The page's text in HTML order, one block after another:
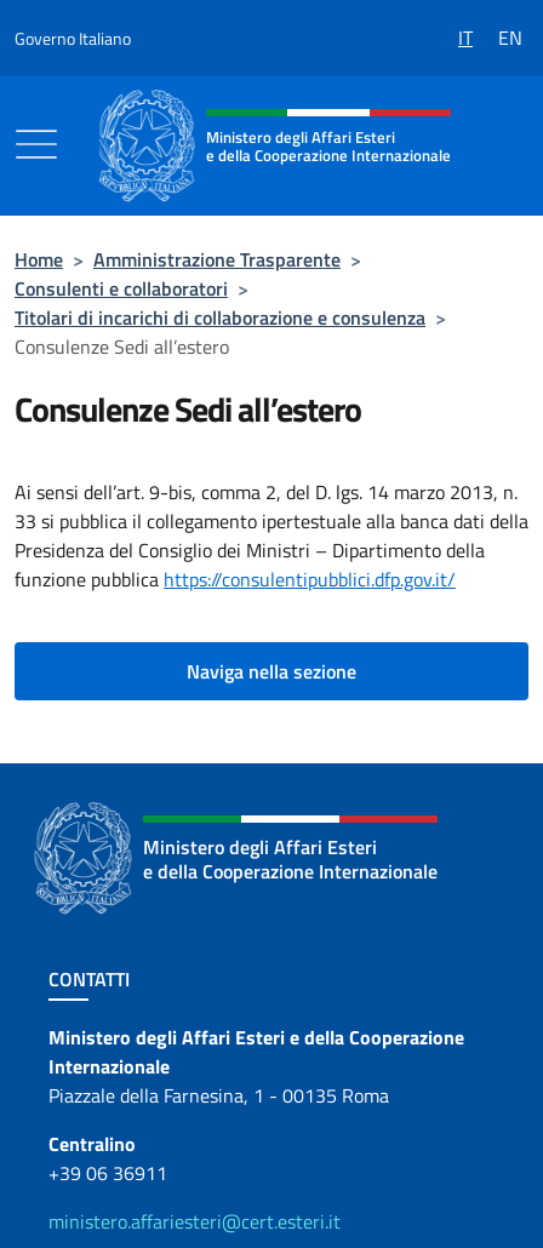
Governo Italiano IT EN
Intestazione sito, social e menù
Ministero degli Affari Esteri
e della Cooperazione Internazionale
Home > Amministrazione Trasparente >
Consulenti e collaboratori >
Titolari di incarichi di collaborazione e consulenza >
Consulenze Sedi all’estero
Consulenze Sedi all’estero
Ai sensi dell’art. 9-bis, comma 2, del D. lgs. 14 marzo 2013, n.
33 si pubblica il collegamento ipertestuale alla banca dati della
Presidenza del Consiglio dei Ministri – Dipartimento della
funzione pubblica https://consulentipubblici.dfp.gov.it/
Naviga nella sezione
Ministero degli Affari Esteri
e della Cooperazione Internazionale
Sezione footer
CONTATTI
Contatti
Ministero degli Affari Esteri e della Cooperazione
Internazionale
Piazzale della Farnesina, 1 - 00135 Roma
Centralino
+39 06 36911
ministero.affariesteri@cert.esteri.it